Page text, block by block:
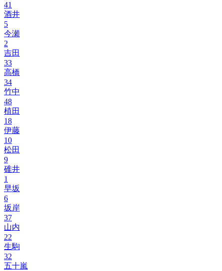
41
酒井
5
今瀬
2
吉田
33
高橋
34
竹中
48
植田
18
伊藤
10
松田
9
碓井
1
早坂
6
坂岸
37
山内
22
生駒
32
五十嵐